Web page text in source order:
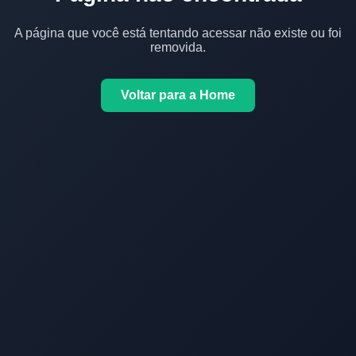
A página que você está tentando acessar não existe ou foi
removida.
Voltar para a Home